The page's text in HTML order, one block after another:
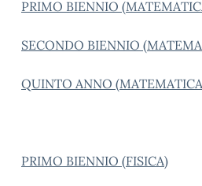
PRIMO BIENNIO
SECONDO BIENNIO
QUINTO ANNO
PRIMO BIENNIO (FISICA)